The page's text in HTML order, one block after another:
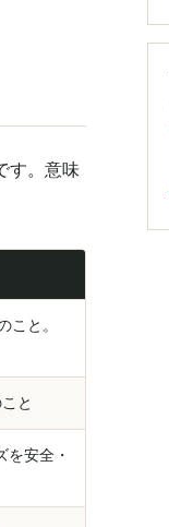
す。意味
こと。
と
を安全・